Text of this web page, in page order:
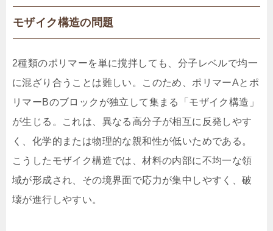
モザイク構造の問題
2種類のポリマーを単に撹拌しても、分子レベルで均一
に混ざり合うことは難しい。このため、ポリマーAとポ
リマーBのブロックが独立して集まる「モザイク構造」
が生じる。これは、異なる高分子が相互に反発しやす
く、化学的または物理的な親和性が低いためである。
こうしたモザイク構造では、材料の内部に不均一な領
域が形成され、その境界面で応力が集中しやすく、破
壊が進行しやすい。